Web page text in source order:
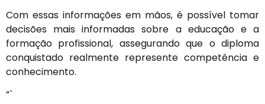
Com essas informações em mãos, é possível tomar
decisões mais informadas sobre a educação e a
formação profissional, assegurando que o diploma
conquistado realmente represente competência e
conhecimento.
“`